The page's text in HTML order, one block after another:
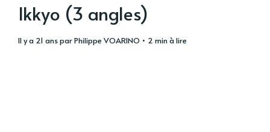
Ikkyo (3 angles)
il y a 21 ansparPhilippe VOARINO • 2 min à lire